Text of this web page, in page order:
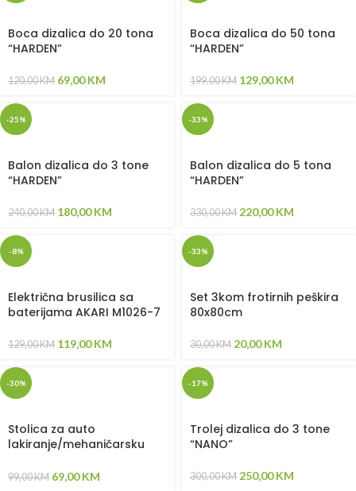
Boca dizalica do 20 tona
“HARDEN”
120,00KM 69,00KM
Boca dizalica do 50 tona
“HARDEN”
199,00KM 129,00KM
-25%
Balon dizalica do 3 tone
“HARDEN”
240,00KM 180,00KM
-33%
Balon dizalica do 5 tona
“HARDEN”
330,00KM 220,00KM
-8%
Električna brusilica sa
baterijama AKARI M1026-7
129,00KM 119,00KM
-33%
Set 3kom frotirnih peškira
80x80cm
30,00KM 20,00KM
-30%
Stolica za auto
lakiranje/mehaničarsku
99,00KM 69,00KM
-17%
Trolej dizalica do 3 tone
“NANO”
300,00KM 250,00KM